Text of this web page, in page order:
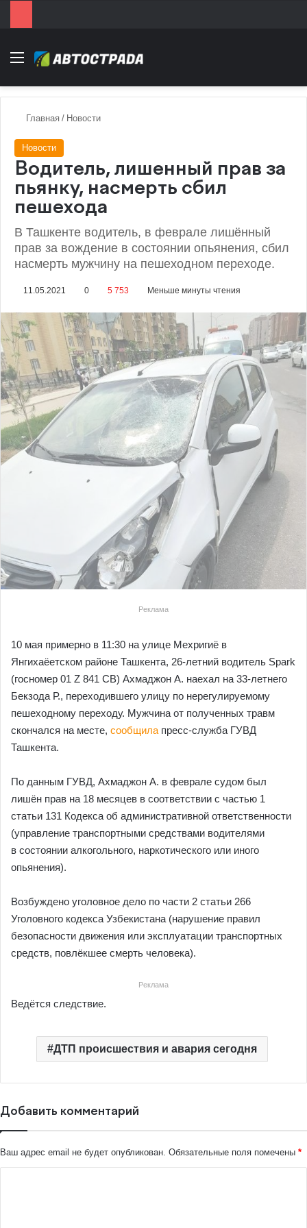
Menu
Главная / Новости
Новости
Водитель, лишенный прав за
пьянку, насмерть сбил
пешехода
В Ташкенте водитель, в феврале лишённый
прав за вождение в состоянии опьянения, сбил
насмерть мужчину на пешеходном переходе.
11.05.2021 0 5 753 Меньше минуты чтения
Реклама
10 мая примерно в 11:30 на улице Мехригиё в
Янгихаёетском районе Ташкента, 26-летний водитель Spark
(госномер 01 Z 841 CВ) Ахмаджон А. наехал на 33-летнего
Бекзода Р., переходившего улицу по нерегулируемому
пешеходному переходу. Мужчина от полученных травм
скончался на месте, сообщила пресс-служба ГУВД
Ташкента.
По данным ГУВД, Ахмаджон А. в феврале судом был
лишён прав на 18 месяцев в соответствии с частью 1
статьи 131 Кодекса об административной ответственности
(управление транспортными средствами водителями
в состоянии алкогольного, наркотического или иного
опьянения).
Возбуждено уголовное дело по части 2 статьи 266
Уголовного кодекса Узбекистана (нарушение правил
безопасности движения или эксплуатации транспортных
средств, повлёкшее смерть человека).
Реклама
Ведётся следствие.
ДТП происшествия и авария сегодня
Добавить комментарий
Ваш адрес email не будет опубликован. Обязательные поля помечены *